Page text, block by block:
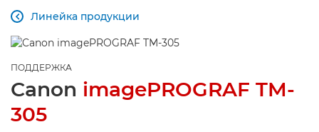
Линейка продукции

ПОДДЕРЖКА
Canon imagePROGRAF TM-
305